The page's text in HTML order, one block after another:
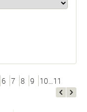
6 7 8 9 10…11